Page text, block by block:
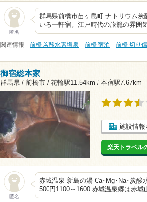
匿名
群馬県前橋市苗ヶ島町 ナトリウ
いる一軒宿。江戸時代の旅籠の雰囲
関連情報 前橋 炭酸水素塩泉 前橋 宿泊 前橋 切り傷
御宿総本家
群馬県 / 前橋市 / 花輪駅11.54km / 本宿駅7.67km
施設情報
楽天トラベル
匿名
赤城温泉 新島の湯 Ca･Mg･Na･炭酸
500円1100～1600 赤城温泉郷は赤